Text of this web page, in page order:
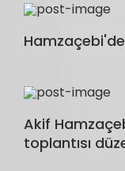
Akif
toplantısı